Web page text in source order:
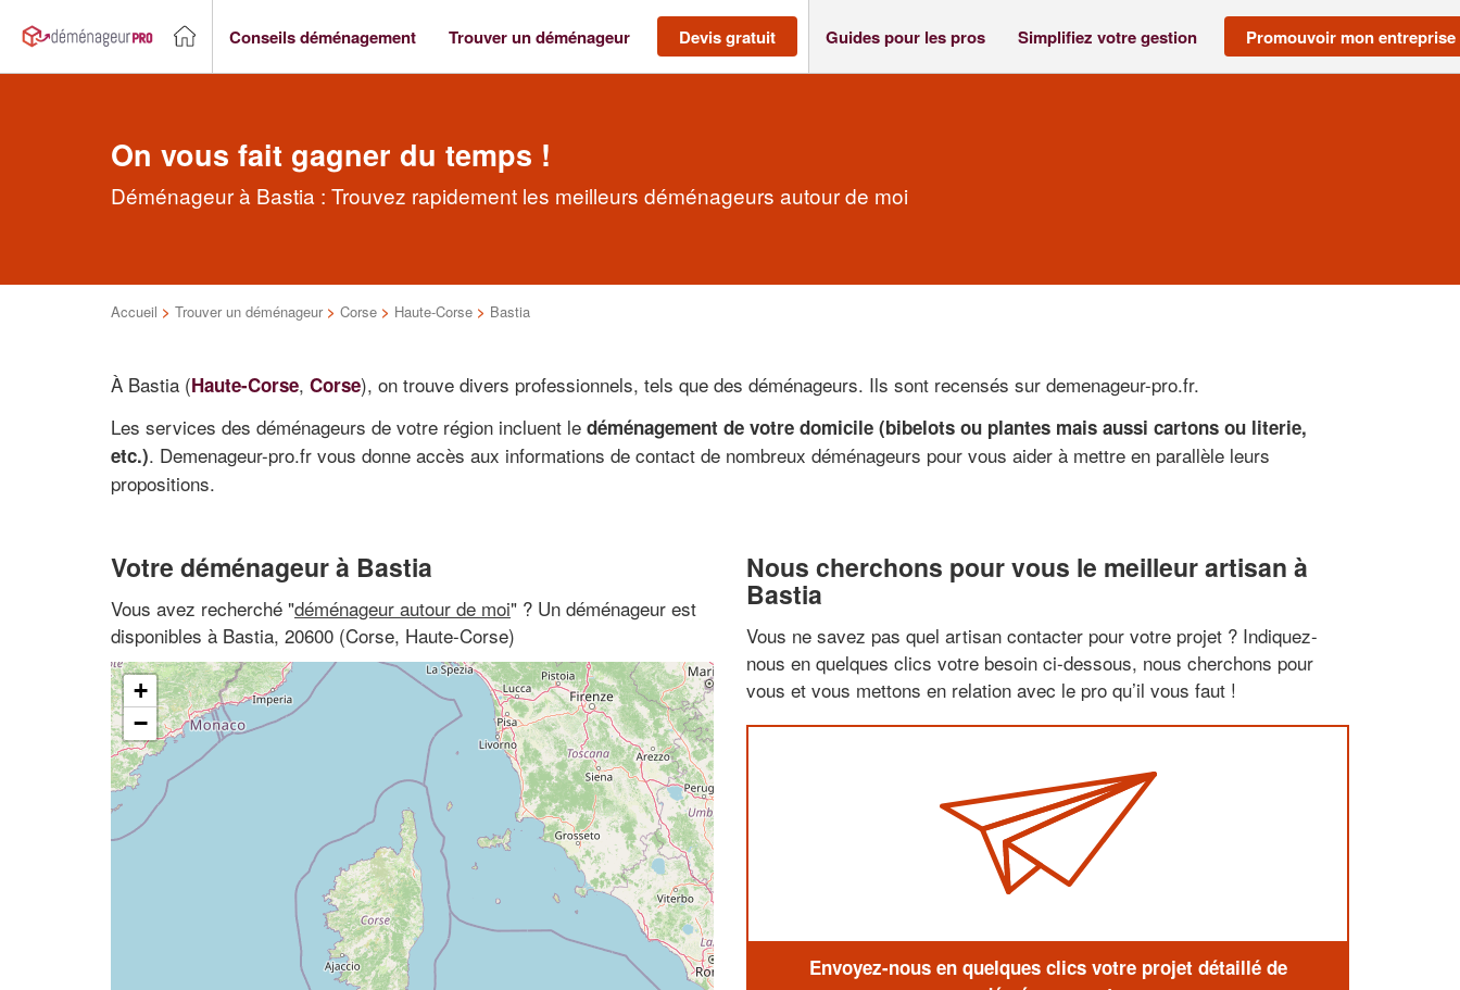
Conseils déménagement Trouver un déménageur Devis gratuit Guides pour les pros Simplifiez votre gestion Promouvoir mon entreprise
On vous fait gagner du temps !
Déménageur à Bastia : Trouvez rapidement les meilleurs déménageurs autour de moi
Accueil > Trouver un déménageur > Corse > Haute-Corse > Bastia
À Bastia (Haute-Corse, Corse), on trouve divers professionnels, tels que des déménageurs. Ils sont recensés sur demenageur-pro.fr.
Les services des déménageurs de votre région incluent le déménagement de votre domicile (bibelots ou plantes mais aussi cartons ou literie,
etc.). Demenageur-pro.fr vous donne accès aux informations de contact de nombreux déménageurs pour vous aider à mettre en parallèle leurs
propositions.
Votre déménageur à Bastia
Vous avez recherché "déménageur autour de moi" ? Un déménageur est
disponibles à Bastia, 20600 (Corse, Haute-Corse)
+
−
Nous cherchons pour vous le meilleur artisan à
Bastia
Vous ne savez pas quel artisan contacter pour votre projet ? Indiquez-
nous en quelques clics votre besoin ci-dessous, nous cherchons pour
vous et vous mettons en relation avec le pro qu’il vous faut !
Envoyez-nous en quelques clics votre projet détaillé de